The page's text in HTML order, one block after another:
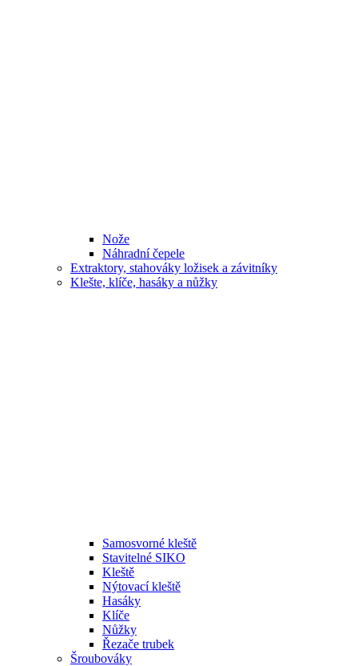
Nože
Náhradní čepele
Extraktory, stahováky ložisek a závitníky
Klešte, klíče, hasáky a nůžky
Samosvorné kleště
Stavitelné SIKO
Kleště
Nýtovací kleště
Hasáky
Klíče
Nůžky
Řezače trubek
Šroubováky